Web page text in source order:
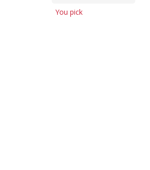
You pick